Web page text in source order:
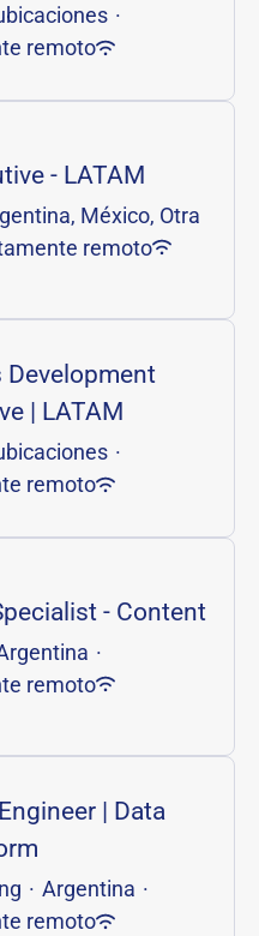
·
remoto
- LATAM
México, Otra
remoto
Development
| LATAM
·
remoto
- Content
·
remoto
| Data
· Argentina ·
remoto